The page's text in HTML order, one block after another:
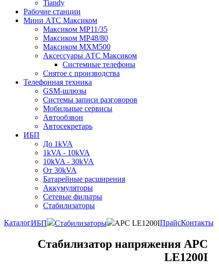
Tiandy
Рабочие станции
Мини АТС Максиком
Максиком MP11/35
Максиком MP48/80
Максиком MXM500
Аксессуары АТС Максиком
Системные телефоны
Снятое с производства
Телефонная техника
GSM-шлюзы
Системы записи разговоров
Мобильные сервисы
Автообзвон
Автосекретарь
ИБП
До 1kVA
1kVA - 10kVA
10kVA - 30kVA
От 30kVA
Батарейные расширения
Аккумуляторы
Сетевые фильтры
Стабилизаторы
КаталогИБП Стабилизаторы APC LE1200IПрайсКонтакты
Стабилизатор напряжения APC
LE1200I